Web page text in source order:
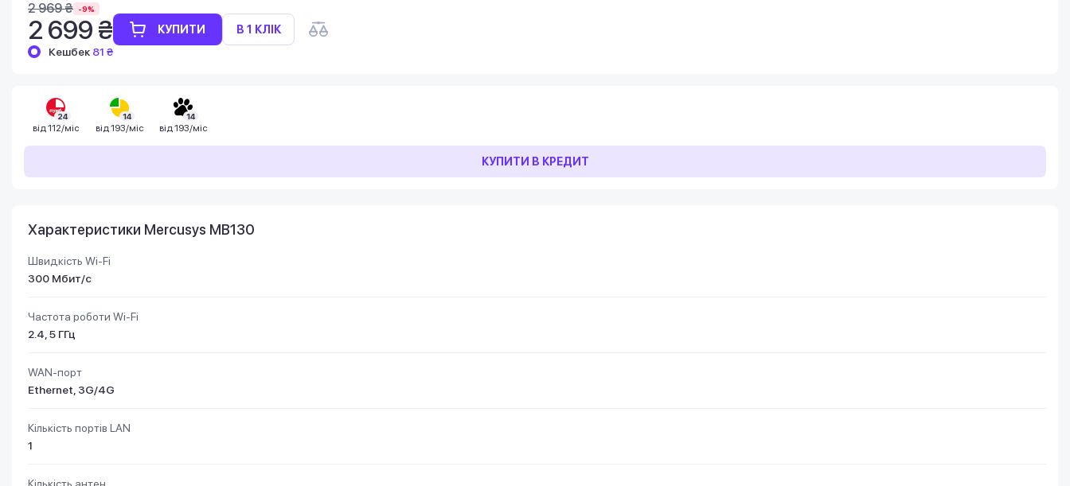
2 969 ₴ -9%
2 699 ₴ КУПИТИ
В 1 КЛІК
Кешбек 81 ₴
детальніше
24
від112/міс
14
від193/міс
14
від193/міс
КУПИТИ В КРЕДИТ
Характеристики Mercusys MB130
Швидкість Wi-Fi
300 Мбит/с
Частота роботи Wi-Fi
2.4, 5 ГГц
WAN-порт
Ethernet, 3G/4G
Кількість портів LAN
1